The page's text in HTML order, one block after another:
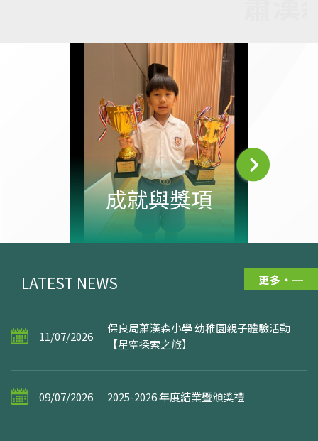
成就與獎項
更多
LATEST NEWS
11/07/2026
保良局蕭漢森小學 幼稚園親子體驗活動
【星空探索之旅】
09/07/2026 2025-2026 年度結業暨頒獎禮